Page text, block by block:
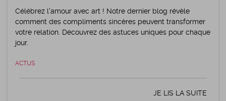
Célébrez l'amour avec art ! Notre dernier blog révèle
comment des compliments sincères peuvent transformer
votre relation. Découvrez des astuces uniques pour chaque
jour.
ACTUS
JE LIS LA SUITE